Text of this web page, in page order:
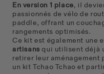
En version 1 place, il
passionnés de vélo de
paddle, offrant un
rangements optimisés.
Ce kit est également une
artisans qui utilisent déjà
retirer leur
un kit Tchao Tchao et